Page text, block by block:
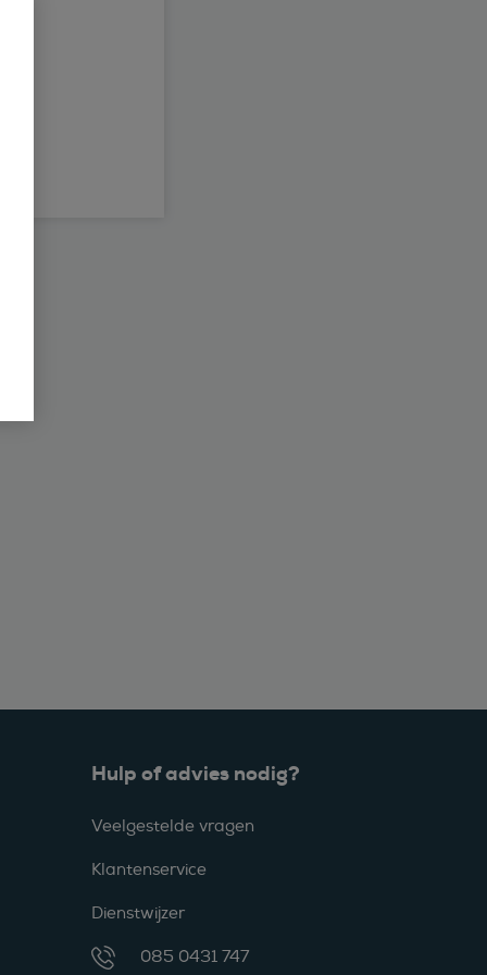
Hulp of advies nodig?
Veelgestelde vragen
Klantenservice
Dienstwijzer
085 0431 747